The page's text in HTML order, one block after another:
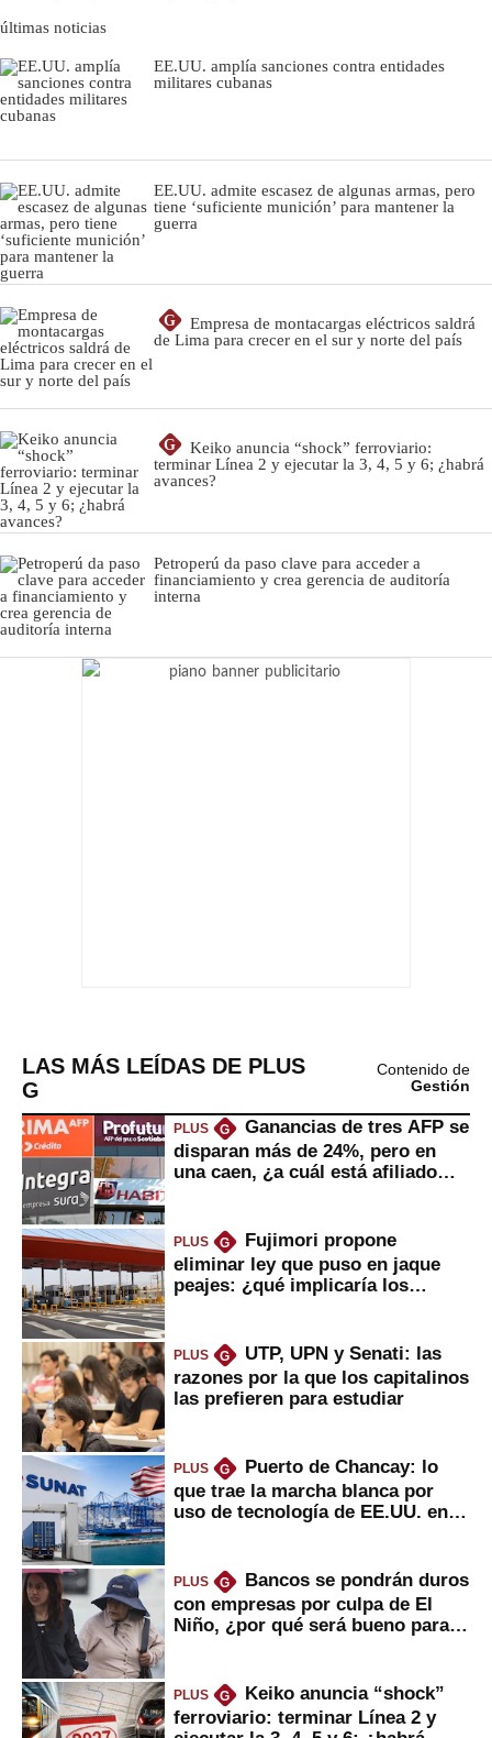
últimas noticias
EE.UU. amplía sanciones contra entidades
militares cubanas
EE.UU. admite escasez de algunas armas, pero
tiene ‘suficiente munición’ para mantener la
guerra
G
Empresa de montacargas eléctricos saldrá
de Lima para crecer en el sur y norte del país
G
Keiko anuncia “shock” ferroviario:
terminar Línea 2 y ejecutar la 3, 4, 5 y 6; ¿habrá
avances?
Petroperú da paso clave para acceder a
financiamiento y crea gerencia de auditoría
interna
LAS MÁS LEÍDAS DE PLUS
G
Contenido de
Gestión
PLUS G
Ganancias de tres AFP se
disparan más de 24%, pero en
una caen, ¿a cuál está afiliado
PLUS G
Fujimori propone
eliminar ley que puso en jaque
peajes: ¿qué implicaría los
PLUS G
UTP, UPN y Senati: las
razones por la que los capitalinos
las prefieren para estudiar
PLUS G
Puerto de Chancay: lo
que trae la marcha blanca por
uso de tecnología de EE.UU. en
PLUS G
Bancos se pondrán duros
con empresas por culpa de El
Niño, ¿por qué será bueno para
PLUS G
Keiko anuncia “shock”
ferroviario: terminar Línea 2 y